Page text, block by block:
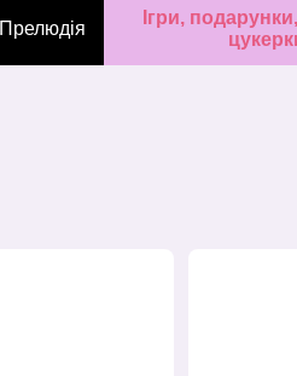
Прелюдія
Ігри,